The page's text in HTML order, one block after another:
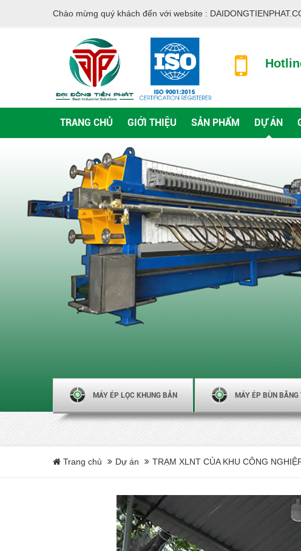
Chào mừng quý khách đến với website :
TRANG CHỦ GIỚI THIỆU SẢN PHẨM DỰ ÁN
MÁY ÉP LỌC KHUNG BẢN MÁY ÉP BÙN BĂNG
Trang chủ Dự án TRẠM XLNT CỦA KHU CÔNG